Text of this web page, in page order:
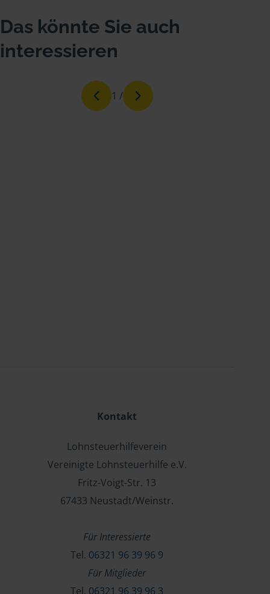
Das könnte Sie auch
interessieren
1 /
Kontakt
Lohnsteuerhilfeverein
Vereinigte Lohnsteuerhilfe e.V.
Fritz-Voigt-Str. 13
67433 Neustadt/Weinstr.
Für Interessierte
Tel. 06321 96 39 96 9
Für Mitglieder
Tel. 06321 96 39 96 3